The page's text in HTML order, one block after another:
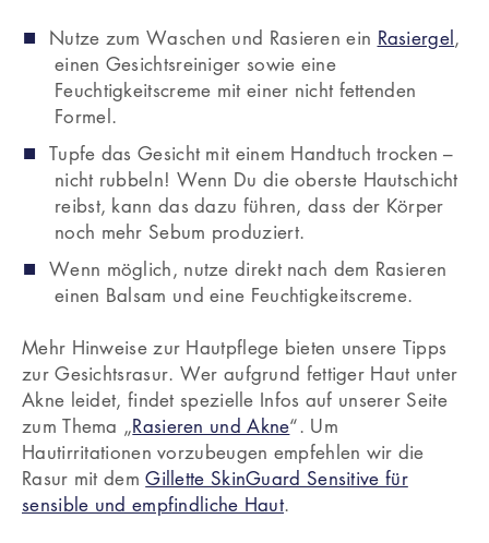
Nutze zum Waschen und Rasieren ein Rasiergel,
einen Gesichtsreiniger sowie eine
Feuchtigkeitscreme mit einer nicht fettenden
Formel.
Tupfe das Gesicht mit einem Handtuch trocken –
nicht rubbeln! Wenn Du die oberste Hautschicht
reibst, kann das dazu führen, dass der Körper
noch mehr Sebum produziert.
Wenn möglich, nutze direkt nach dem Rasieren
einen Balsam und eine Feuchtigkeitscreme.
Mehr Hinweise zur Hautpflege bieten unsere Tipps
zur Gesichtsrasur. Wer aufgrund fettiger Haut unter
Akne leidet, findet spezielle Infos auf unserer Seite
zum Thema „Rasieren und Akne“. Um
Hautirritationen vorzubeugen empfehlen wir die
Rasur mit demGillette SkinGuard Sensitive für
sensible und empfindliche Haut.